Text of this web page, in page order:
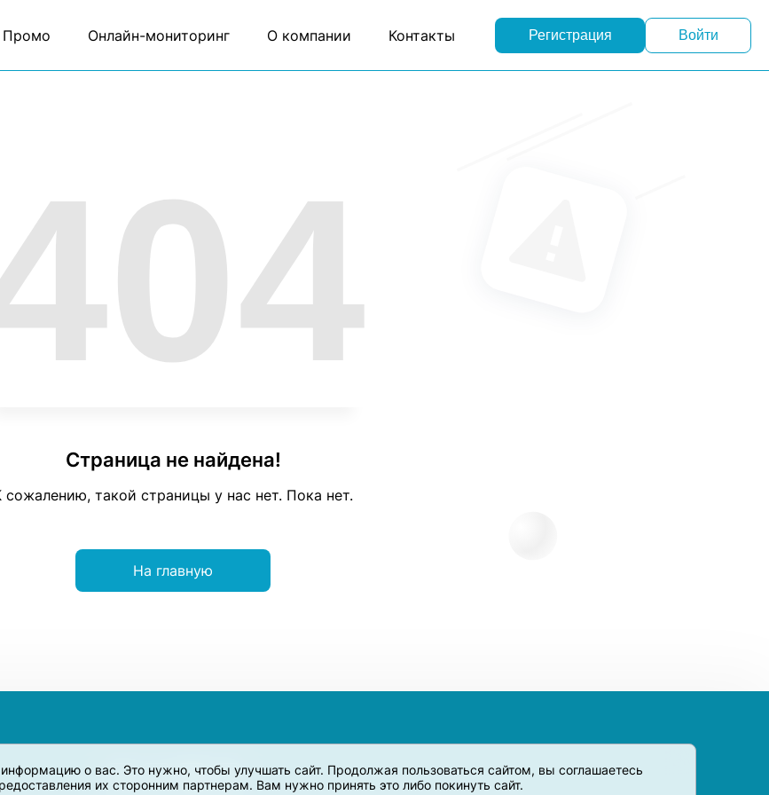
информацию о вас. Это нужно, чтобы улучшать сайт. Продолжая пользоваться сайтом, вы соглашаетесь
их сторонним партнерам. Вам нужно принять это либо покинуть сайт.
Промо Онлайн-мониторинг О компании Контакты Регистрация Войти
Страница не найдена!
сожалению, такой страницы у нас нет. Пока нет.
На главную